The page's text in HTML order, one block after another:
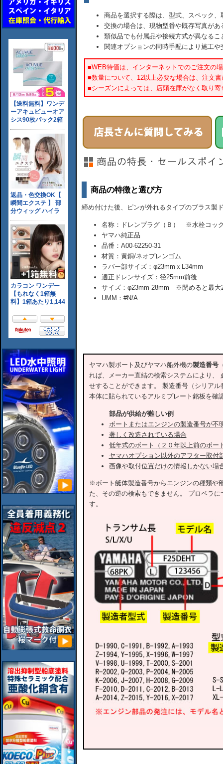
商品を選択する際は、型式、スペック
交換の場合は、現物型番や既存写真が
類似品でも付属品や接続方式が異なるこ
関連オプションの同時手配により施工
■WEB特価は、インターネットでのご注文の
■数量について、12以上必要な場合は、注文
■シーズンによっては、店頭在庫がなく取り
商品の特徴と選び方
締め付けた後、ピンが外れるタイプのブラス製
名称：ドレンプラグ（Ｂ） ※水栓コッ
ヤマハ純正品
品番：A00-62250-31
材質：黄銅/ネオプレンゴム
ラバー部サイズ：φ23mmｘL34mm
適正ドレンサイズ：径25mm前後
サイズ：φ23mm-28mm ※閉めると最大
UMM：#N/A
ヤマハ製ボート及びヤマハ船外機の製造番号
れば、メーカー直結の検索システムにより、
せすることができます。 製造番号（シリア
本体に貼られているアルミプレート銘板を確
部品が供給が難しい例
ボートまたはエンジンの製造番号が不
著しく改造されている場合
低年式のボート（２０年以上前のボー
ヤマハオプション以外のアフター取付
画像や取付位置だけの情報しかない場
※ボート艇体製造番号からエンジンの種類や
た、その逆の検索もできません。 プロペラ
す。